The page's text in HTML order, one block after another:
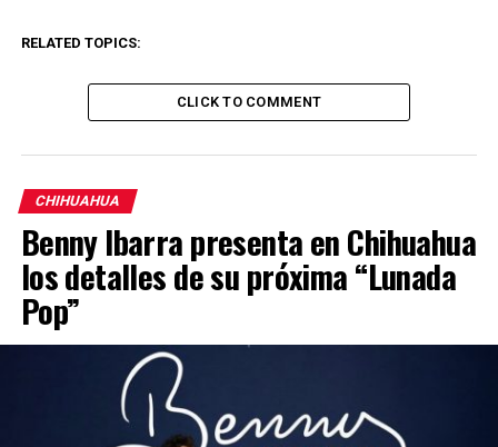
RELATED TOPICS:
CLICK TO COMMENT
CHIHUAHUA
Benny Ibarra presenta en Chihuahua
los detalles de su próxima “Lunada
Pop”